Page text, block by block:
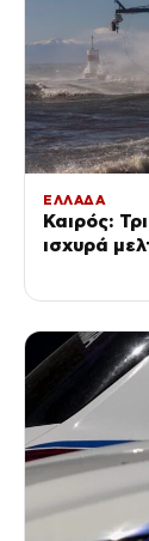
ΕΛΛΑΔΑ
Καιρός:
ισχυρά